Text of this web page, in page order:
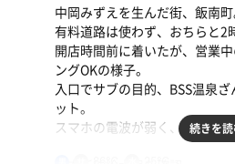
中岡みずえを生んだ街、飯南町
有料道路は使わず、おちらと2
開店時間前に着いたが、営業
ングOKの様子。
入口でサブの目的、BSS温泉
ット。
スマホの電波が弱く、無事ゲ
続きを